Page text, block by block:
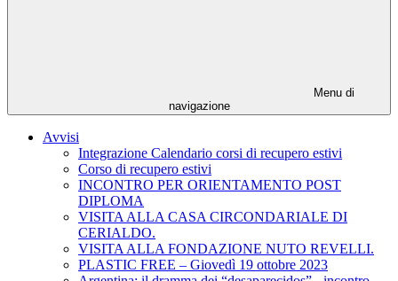
Menu di
navigazione
Avvisi
Integrazione Calendario corsi di recupero estivi
Corso di recupero estivi
INCONTRO PER ORIENTAMENTO POST
DIPLOMA
VISITA ALLA CASA CIRCONDARIALE DI
CERIALDO.
VISITA ALLA FONDAZIONE NUTO REVELLI.
PLASTIC FREE – Giovedì 19 ottobre 2023